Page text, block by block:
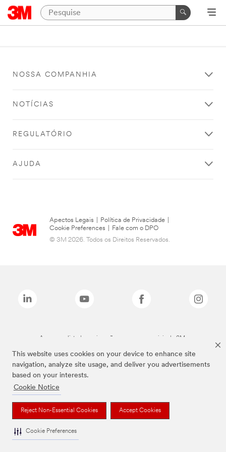
This website uses cookies on your device to enhance site
navigation, analyze site usage, and deliver you advertisements
based on your interests.
Cookie Notice
Reject Non-Essential Cookies Accept Cookies
Cookie Preferences
NOSSA COMPANHIA
NOTÍCIAS
REGULATÓRIO
AJUDA
Apectos Legais Política de Privacidade
Cookie Preferences
Fale com o DPO
© 3M 2026. Todos os Direitos Reservados.
As marcas listadas a cima são marcas comerciais da 3M.